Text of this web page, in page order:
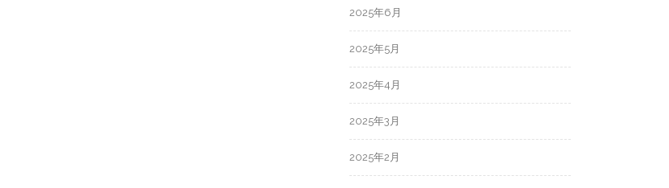
2025年6月
2025年5月
2025年4月
2025年3月
2025年2月